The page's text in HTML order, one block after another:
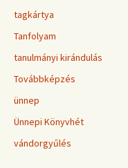
tagkártya
Tanfolyam
tanulmányi kirándulás
Továbbképzés
ünnep
Ünnepi Könyvhét
vándorgyűlés